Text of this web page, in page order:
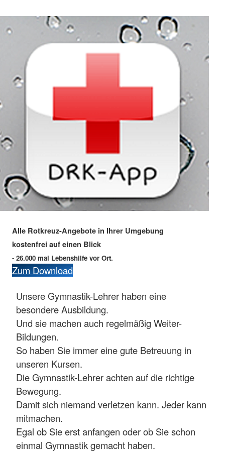
Alle Rotkreuz-Angebote in Ihrer Umgebung
kostenfrei auf einen Blick
- 26.000 mal Lebenshilfe vor Ort.
Zum Download
Unsere Gymnastik-Lehrer haben eine
besondere Ausbildung.
Und sie machen auch regelmäßig Weiter-
Bildungen.
So haben Sie immer eine gute Betreuung in
unseren Kursen.
Die Gymnastik-Lehrer achten auf die richtige
Bewegung.
Damit sich niemand verletzen kann. Jeder kann
mitmachen.
Egal ob Sie erst anfangen oder ob Sie schon
einmal Gymnastik gemacht haben.